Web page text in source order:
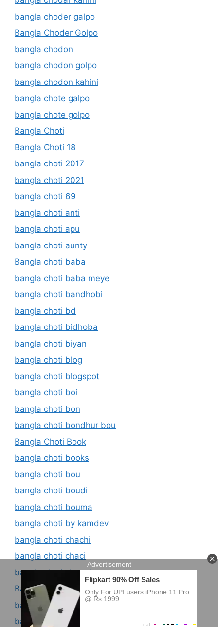
bangla choder galpo
Bangla Choder Golpo
bangla chodon
bangla chodon golpo
bangla chodon kahini
bangla chote galpo
bangla chote golpo
Bangla Choti
Bangla Choti 18
bangla choti 2017
bangla choti 2021
bangla choti 69
bangla choti anti
bangla choti apu
bangla choti aunty
Bangla choti baba
bangla choti baba meye
bangla choti bandhobi
bangla choti bd
bangla choti bidhoba
bangla choti biyan
bangla choti blog
bangla choti blogspot
bangla choti boi
bangla choti bon
bangla choti bondhur bou
Bangla Choti Book
bangla choti books
bangla choti bou
bangla choti boudi
bangla choti bouma
bangla choti by kamdev
bangla choti chachi
bangla choti chaci
bangla choti choto bon
Bangla Choti Chudachudi
bangla choti club
bangla choti club.new choti golpo